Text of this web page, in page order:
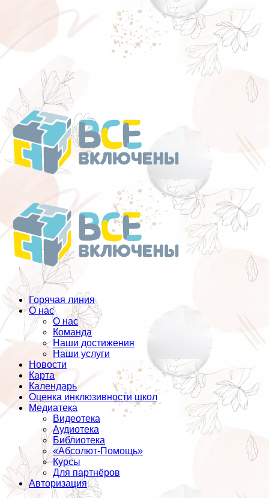
Перейти
к
содержанию
Горячая линия
О нас
О нас
Команда
Наши достижения
Наши услуги
Новости
Карта
Календарь
Оценка инклюзивности школ
Медиатека
Видеотека
Аудиотека
Библиотека
«Абсолют-Помощь»
Курсы
Для партнёров
Авторизация